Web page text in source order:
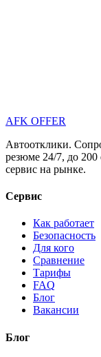
AFK OFFER
Автоотклики.
резюме 24/7, до
сервис на рынке.
Сервис
Как работает
Безопасность
Для кого
Сравнение
Тарифы
FAQ
Блог
Вакансии
Блог